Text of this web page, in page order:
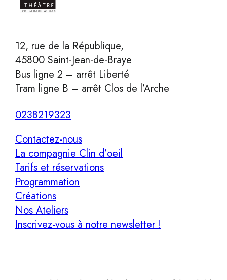
12, rue de la République,
45800 Saint-Jean-de-Braye
Bus ligne 2 – arrêt Liberté
Tram ligne B – arrêt Clos de l’Arche
0238219323
Contactez-nous
La compagnie Clin d’oeil
Tarifs et réservations
Programmation
Créations
Nos Ateliers
Inscrivez-vous à notre newsletter !